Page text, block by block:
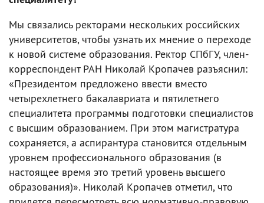
Мы связались ректорами нескольких российских
университетов, чтобы узнать их мнение о переходе
к новой системе образования. Ректор СПбГУ, член-
корреспондент РАН Николай Кропачев разъяснил:
«Президентом предложено ввести вместо
четырехлетнего бакалавриата и пятилетнего
специалитета программы подготовки специалистов
с высшим образованием. При этом магистратура
сохраняется, а аспирантура становится отдельным
уровнем профессионального образования (в
настоящее время это третий уровень высшего
образования)». Николай Кропачев отметил, что